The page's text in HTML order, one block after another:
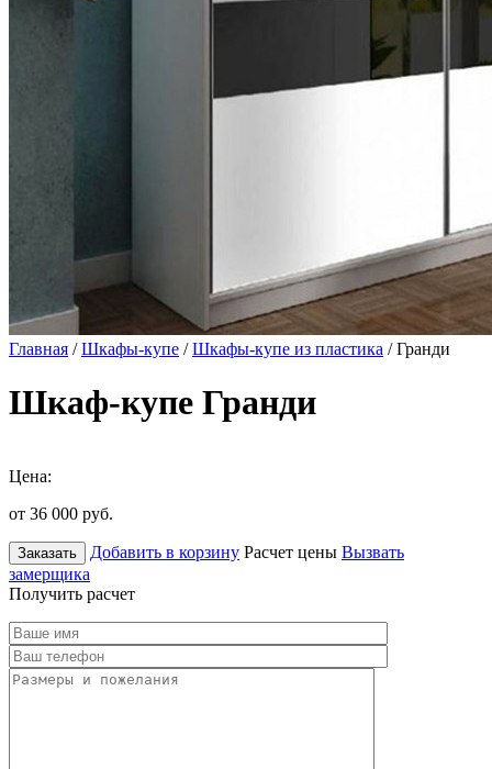
Главная /Шкафы-купе /Шкафы-купе из пластика / Гранди
Шкаф-купе Гранди
Цена:
от 36 000 руб.
Заказать Добавить в корзину Расчет цены Вызвать
замерщика
Получить расчет